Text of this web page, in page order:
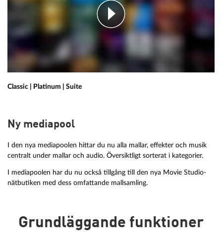
Classic | Platinum | Suite
Ny mediapool
I den nya mediapoolen hittar du nu alla mallar, effekter och musik
centralt under mallar och audio. Översiktligt sorterat i kategorier.
I mediapoolen har du nu också tillgång till den nya Movie Studio-
nätbutiken med dess omfattande mallsamling.
Grundläggande funktioner